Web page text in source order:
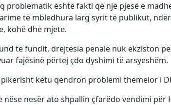
problematik është fakti që një pjesë e
të mbledhura larg syrit të publikut,
kohë dhe mjete.
të fundit, drejtësia penale nuk ekziston
fajësinë përtej çdo dyshimi të arsyeshëm.
pikërisht këtu qëndron problemi themelor i
nëse nesër ato shpallin çfarëdo vendimi për